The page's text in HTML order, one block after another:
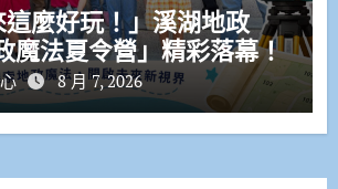
這麼好玩！」溪湖地政
魔法夏令營」精彩落幕！
8 月 7, 2026